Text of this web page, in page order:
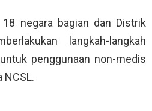
negara bagian dan Distrik
langkah-langkah
penggunaan non-medis
NCSL.